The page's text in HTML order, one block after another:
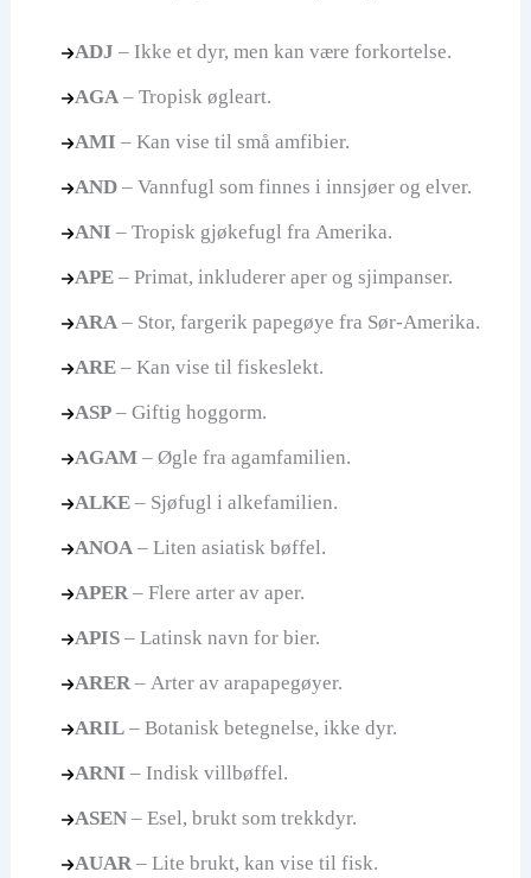
ADJ – Ikke et dyr, men kan være forkortelse.
AGA – Tropisk øgleart.
AMI – Kan vise til små amfibier.
AND – Vannfugl som finnes i innsjøer og elver.
ANI – Tropisk gjøkefugl fra Amerika.
APE – Primat, inkluderer aper og sjimpanser.
ARA – Stor, fargerik papegøye fra Sør-Amerika.
ARE – Kan vise til fiskeslekt.
ASP – Giftig hoggorm.
AGAM – Øgle fra agamfamilien.
ALKE – Sjøfugl i alkefamilien.
ANOA – Liten asiatisk bøffel.
APER – Flere arter av aper.
APIS – Latinsk navn for bier.
ARER – Arter av arapapegøyer.
ARIL – Botanisk betegnelse, ikke dyr.
ARNI – Indisk villbøffel.
ASEN – Esel, brukt som trekkdyr.
AUAR – Lite brukt, kan vise til fisk.